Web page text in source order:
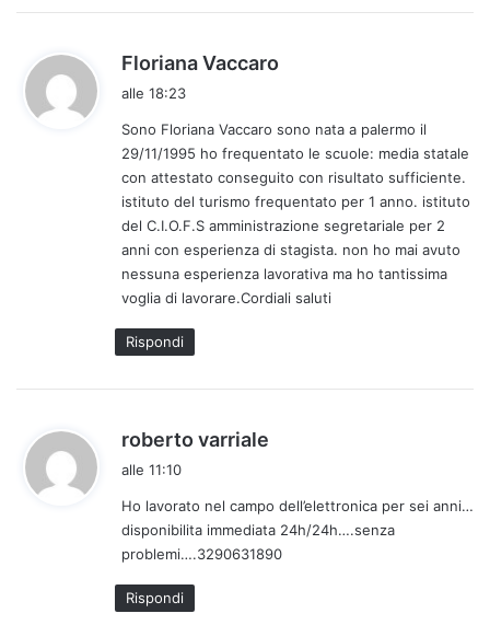
Floriana Vaccaro
e
t
t
o
:
alle 18:23
Sono Floriana Vaccaro sono nata a palermo il
29/11/1995 ho frequentato le scuole: media statale
con attestato conseguito con risultato sufficiente.
istituto del turismo frequentato per 1 anno. istituto
del C.I.O.F.S amministrazione segretariale per 2
anni con esperienza di stagista. non ho mai avuto
nessuna esperienza lavorativa ma ho tantissima
voglia di lavorare.Cordiali saluti
Rispondi
roberto varriale
e
t
t
alle 11:10
Ho lavorato nel campo dell’elettronica per sei anni…
disponibilita immediata 24h/24h….senza
problemi….3290631890
Rispondi